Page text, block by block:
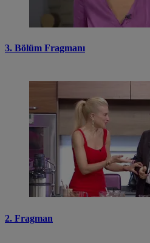
3. Bölüm Fragmanı
2. Fragman